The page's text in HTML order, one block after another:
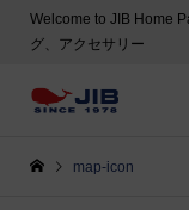
Welcome to JIB Home
グ、アクセサリー
map-icon